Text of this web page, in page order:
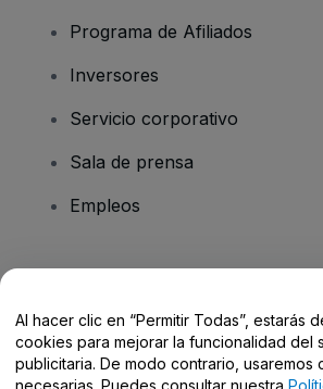
Programa de Afiliados
Inversores
Servicio corporativo
Sala de prensa
Empleos
Centro de Ayuda / Contacto
Al hacer clic en “Permitir Todas”, estarás
cookies para mejorar la funcionalidad del
publicitaria. De modo contrario, usaremos
necesarias. Puedes consultar nuestra